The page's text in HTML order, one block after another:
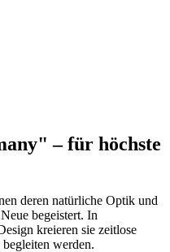
– für höchste
deren natürliche Optik und
begeistert. In
kreieren sie zeitlose
werden.